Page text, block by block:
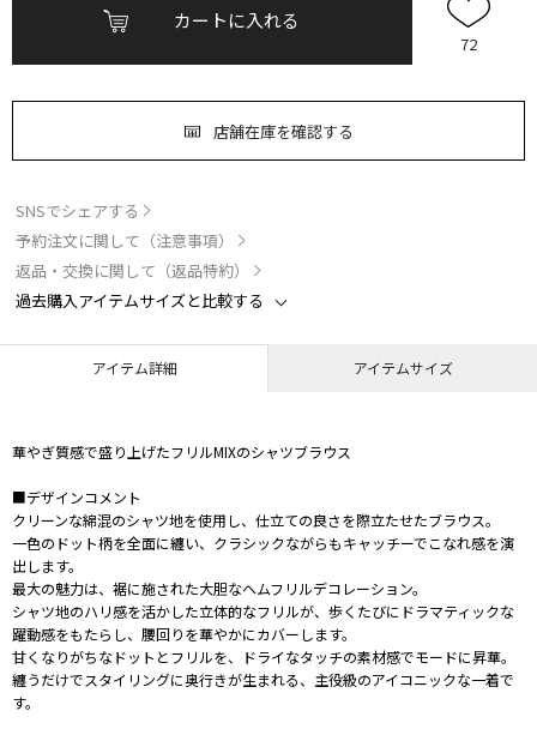
カートに入れる
72
店舗在庫を確認する
SNSでシェアする
予約注文に関して（注意事項）
返品・交換に関して（返品特約）
過去購入アイテムサイズと比較する
アイテム詳細 アイテムサイズ
華やぎ質感で盛り上げたフリルMIXのシャツブラウス
■デザインコメント
クリーンな綿混のシャツ地を使用し、仕立ての良さを際立たせたブラウス。
一色のドット柄を全面に纏い、クラシックながらもキャッチーでこなれ感を演
出します。
最大の魅力は、裾に施された大胆なヘムフリルデコレーション。
シャツ地のハリ感を活かした立体的なフリルが、歩くたびにドラマティックな
躍動感をもたらし、腰回りを華やかにカバーします。
甘くなりがちなドットとフリルを、ドライなタッチの素材感でモードに昇華。
纏うだけでスタイリングに奥行きが生まれる、主役級のアイコニックな一着で
す。